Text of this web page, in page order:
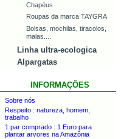
Chapéus
Roupas da marca TAYGRA
Bolsas, mochilas, tiracolos,
malas....
Linha ultra-ecologica
Alpargatas
INFORMAÇÔES
Sobre nós
Respeito : natureza, homem,
trabalho
1 par comprado : 1 Euro para
plantar arvores na Amazônia